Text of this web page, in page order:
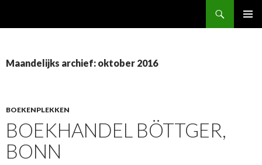
SPRINGEN
Maandelijks archief: oktober 2016
BOEKENPLEKKEN
BOEKHANDEL BÖTTGER,
BONN